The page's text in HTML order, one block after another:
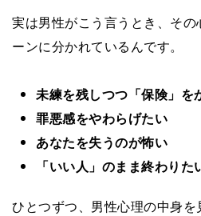
実は男性がこう言うとき、そ
ーンに分かれているんです。
未練を残しつつ「保険」を
罪悪感をやわらげたい
あなたを失うのが怖い
「いい人」のまま終わりた
ひとつずつ、男性心理の中身を